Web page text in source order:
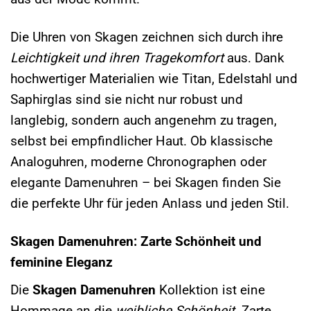
Die Uhren von Skagen zeichnen sich durch ihre
Leichtigkeit und ihren Tragekomfortaus. Dank
hochwertiger Materialien wie Titan, Edelstahl und
Saphirglas sind sie nicht nur robust und
langlebig, sondern auch angenehm zu tragen,
selbst bei empfindlicher Haut. Ob klassische
Analoguhren, moderne Chronographen oder
elegante Damenuhren – bei Skagen finden Sie
die perfekte Uhr für jeden Anlass und jeden Stil.
Skagen Damenuhren: Zarte Schönheit und
feminine Eleganz
Die Skagen Damenuhren Kollektion ist eine